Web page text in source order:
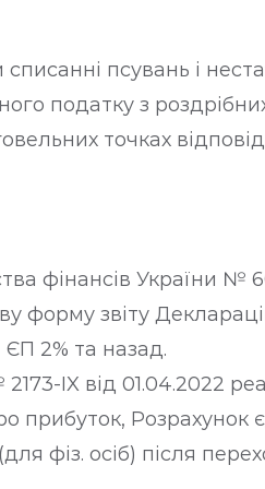
псувань і
податку з
точках
фінансів України №
форму звіту
ЄП 2% та назад.
IX від 01.04.2022
прибуток, Розрахунок
фіз. осіб) після